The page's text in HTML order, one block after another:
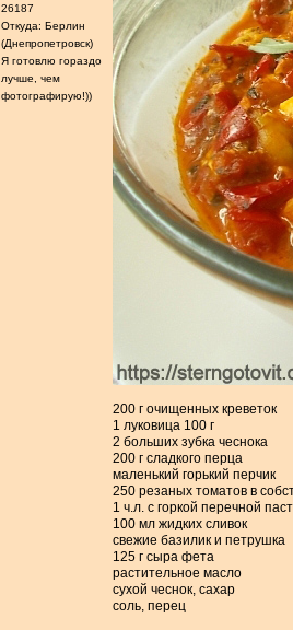
26187
Откуда: Берлин
(Днепропетровск)
Я готовлю гораздо
лучше, чем
фотографирую!))
200 г очищенных креветок
1 луковица 100 г
2 больших зубка чеснока
200 г сладкого перца
маленький горький перчик
250 резаных томатов в
1 ч.л. с горкой перечной
100 мл жидких сливок
свежие базилик и петрушка
125 г сыра фета
растительное масло
сухой чеснок, сахар
соль, перец